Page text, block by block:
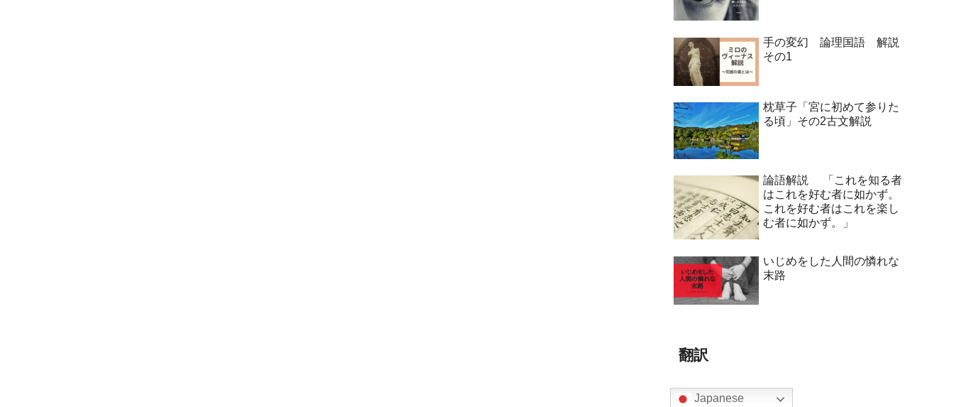
手の変幻 論理国語 解説
その1
枕草子「宮に初めて参りた
る頃」その2古文解説
論語解説 「これを知る者
はこれを好む者に如かず。
これを好む者はこれを楽し
む者に如かず。」
いじめをした人間の憐れな
末路
翻訳
Japanese